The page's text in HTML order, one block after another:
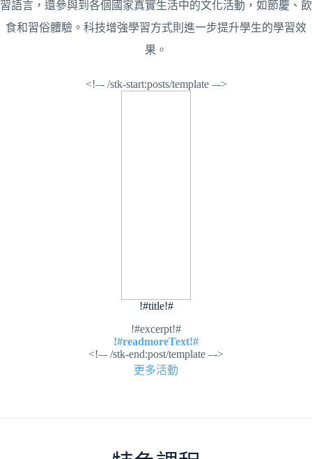
習語言，還參與到各個國家真實生活中的文化活動，如節慶、飲
食和習俗體驗。科技增強學習方式則進一步提升學生的學習效
果。
<!–- /stk-start:posts/template –->
!#title!#
!#excerpt!#
!#readmoreText!#
<!–- /stk-end:post/template –->
更多活動